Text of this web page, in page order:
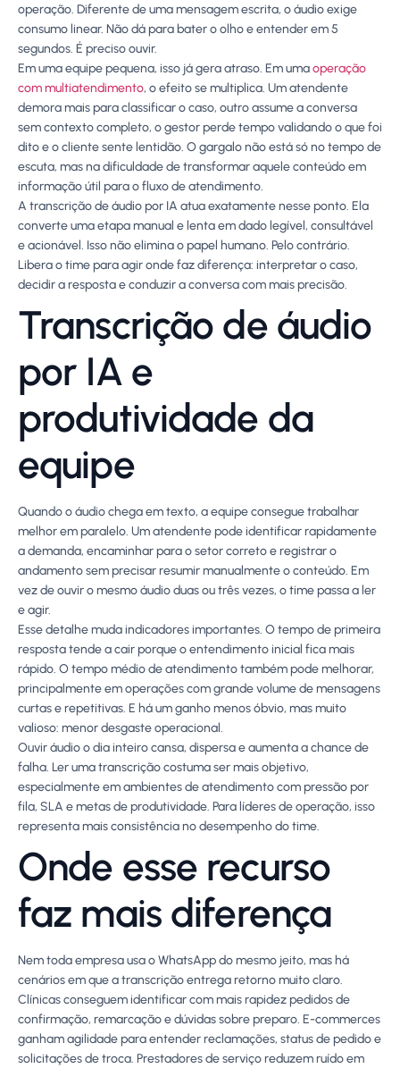
operação. Diferente de uma mensagem escrita, o áudio exige
consumo linear. Não dá para bater o olho e entender em 5
segundos. É preciso ouvir.
Em uma equipe pequena, isso já gera atraso. Em umaoperação
com multiatendimento, o efeito se multiplica. Um atendente
demora mais para classificar o caso, outro assume a conversa
sem contexto completo, o gestor perde tempo validando o que foi
dito e o cliente sente lentidão. O gargalo não está só no tempo de
escuta, mas na dificuldade de transformar aquele conteúdo em
informação útil para o fluxo de atendimento.
A transcrição de áudio por IA atua exatamente nesse ponto. Ela
converte uma etapa manual e lenta em dado legível, consultável
e acionável. Isso não elimina o papel humano. Pelo contrário.
Libera o time para agir onde faz diferença: interpretar o caso,
decidir a resposta e conduzir a conversa com mais precisão.
Transcrição de áudio
por IA e
produtividade da
equipe
Quando o áudio chega em texto, a equipe consegue trabalhar
melhor em paralelo. Um atendente pode identificar rapidamente
a demanda, encaminhar para o setor correto e registrar o
andamento sem precisar resumir manualmente o conteúdo. Em
vez de ouvir o mesmo áudio duas ou três vezes, o time passa a ler
e agir.
Esse detalhe muda indicadores importantes. O tempo de primeira
resposta tende a cair porque o entendimento inicial fica mais
rápido. O tempo médio de atendimento também pode melhorar,
principalmente em operações com grande volume de mensagens
curtas e repetitivas. E há um ganho menos óbvio, mas muito
valioso: menor desgaste operacional.
Ouvir áudio o dia inteiro cansa, dispersa e aumenta a chance de
falha. Ler uma transcrição costuma ser mais objetivo,
especialmente em ambientes de atendimento com pressão por
fila, SLA e metas de produtividade. Para líderes de operação, isso
representa mais consistência no desempenho do time.
Onde esse recurso
faz mais diferença
Nem toda empresa usa o WhatsApp do mesmo jeito, mas há
cenários em que a transcrição entrega retorno muito claro.
Clínicas conseguem identificar com mais rapidez pedidos de
confirmação, remarcação e dúvidas sobre preparo. E-commerces
ganham agilidade para entender reclamações, status de pedido e
solicitações de troca. Prestadores de serviço reduzem ruído em